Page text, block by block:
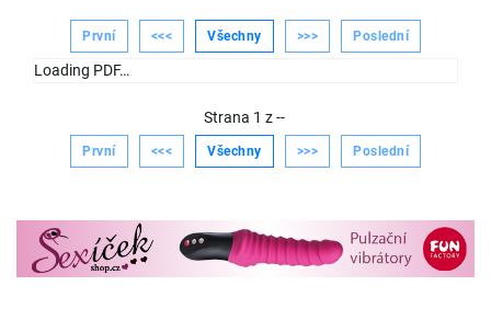
První <<< Všechny >>> Poslední
Loading PDF…
Strana 1 z--
První <<< Všechny >>> Poslední